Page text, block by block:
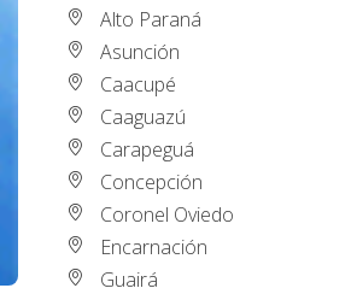
Alto Paraná
Asunción
Caacupé
Caaguazú
Carapeguá
Concepción
Coronel Oviedo
Encarnación
Guairá